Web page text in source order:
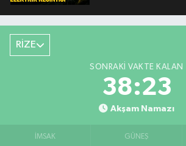
RİZE
SONRAKI VAKTE KALAN
38:22
Akşam Namazı
İMSAK GÜNEŞ